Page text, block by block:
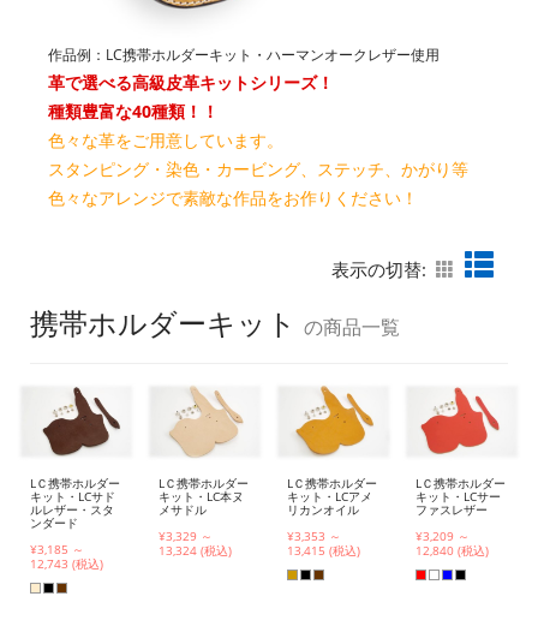
作品例：LC携帯ホルダーキット・ハーマンオークレザー使用
革で選べる高級皮革キットシリーズ！
種類豊富な40種類！！
色々な革をご用意しています。
スタンピング・染色・カービング、ステッチ、かがり等
色々なアレンジで素敵な作品をお作りください！
表示の切替:
携帯ホルダーキット の商品一覧
LＣ携帯ホルダー
キット・LCサド
ルレザー・スタ
ンダード
¥3,185 ～
12,743 (税込)
LＣ携帯ホルダー
キット・LC本ヌ
メサドル
¥3,329 ～
13,324 (税込)
LＣ携帯ホルダー
キット・LCアメ
リカンオイル
¥3,353 ～
13,415 (税込)
LＣ携帯ホルダー
キット・LCサー
ファスレザー
¥3,209 ～
12,840 (税込)